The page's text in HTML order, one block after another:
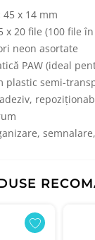
45 x 14 mm
x 20 file (100 file
neon asortate
PAW (ideal
plastic semi-